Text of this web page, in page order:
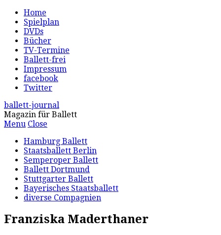
Home
Spielplan
DVDs
Bücher
TV-Termine
Ballett-frei
Impressum
facebook
Twitter
ballett-journal
Magazin für Ballett
Menu Close
Hamburg Ballett
Staatsballett Berlin
Semperoper Ballett
Ballett Dortmund
Stuttgarter Ballett
Bayerisches Staatsballett
diverse Compagnien
Franziska Maderthaner